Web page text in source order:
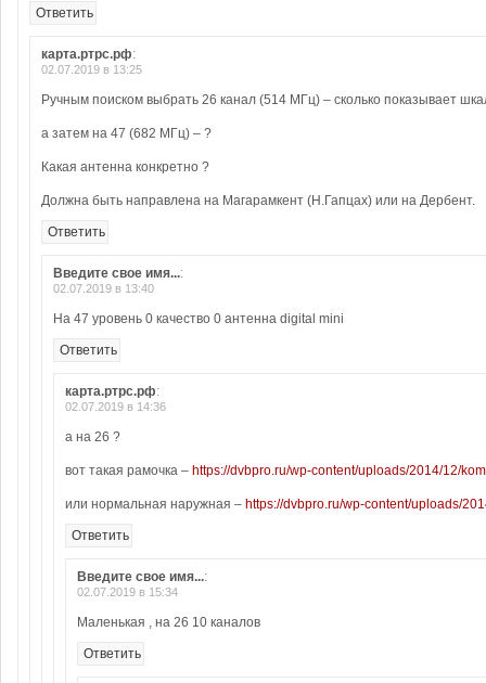
Ответить
карта.ртрс.рф:
02.07.2019 в 13:25
Ручным поиском выбрать 26 канал (514 МГц) – сколько показывает
а затем на 47 (682 МГц) – ?
Какая антенна конкретно ?
Должна быть направлена на Магарамкент (Н.Гапцах) или на Дербент.
Ответить
Введите свое имя...:
02.07.2019 в 13:40
На 47 уровень 0 качество 0 антенна digital mini
Ответить
карта.ртрс.рф:
02.07.2019 в 14:36
а на 26 ?
вот такая рамочка – https://dvbpro.ru/wp-content/uploads/2014/12/
или нормальная наружная – https://dvbpro.ru/wp-content/uploads/
Ответить
Введите свое имя...:
02.07.2019 в 15:34
Маленькая , на 26 10 каналов
Ответить